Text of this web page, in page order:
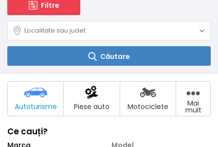
Filtre
Căutare
Autoturisme Piese auto Motociclete Mai
mult
Ce cauți?
Marca Model